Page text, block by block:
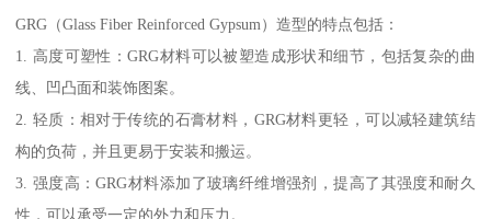
GRG（Glass Fiber Reinforced Gypsum）造型的特点包括：
1. 高度可塑性：GRG材料可以被塑造成形状和细节，包括复杂的曲
线、凹凸面和装饰图案。
2. 轻质：相对于传统的石膏材料，GRG材料更轻，可以减轻建筑结
构的负荷，并且更易于安装和搬运。
3. 强度高：GRG材料添加了玻璃纤维增强剂，提高了其强度和耐久
性，可以承受一定的外力和压力。